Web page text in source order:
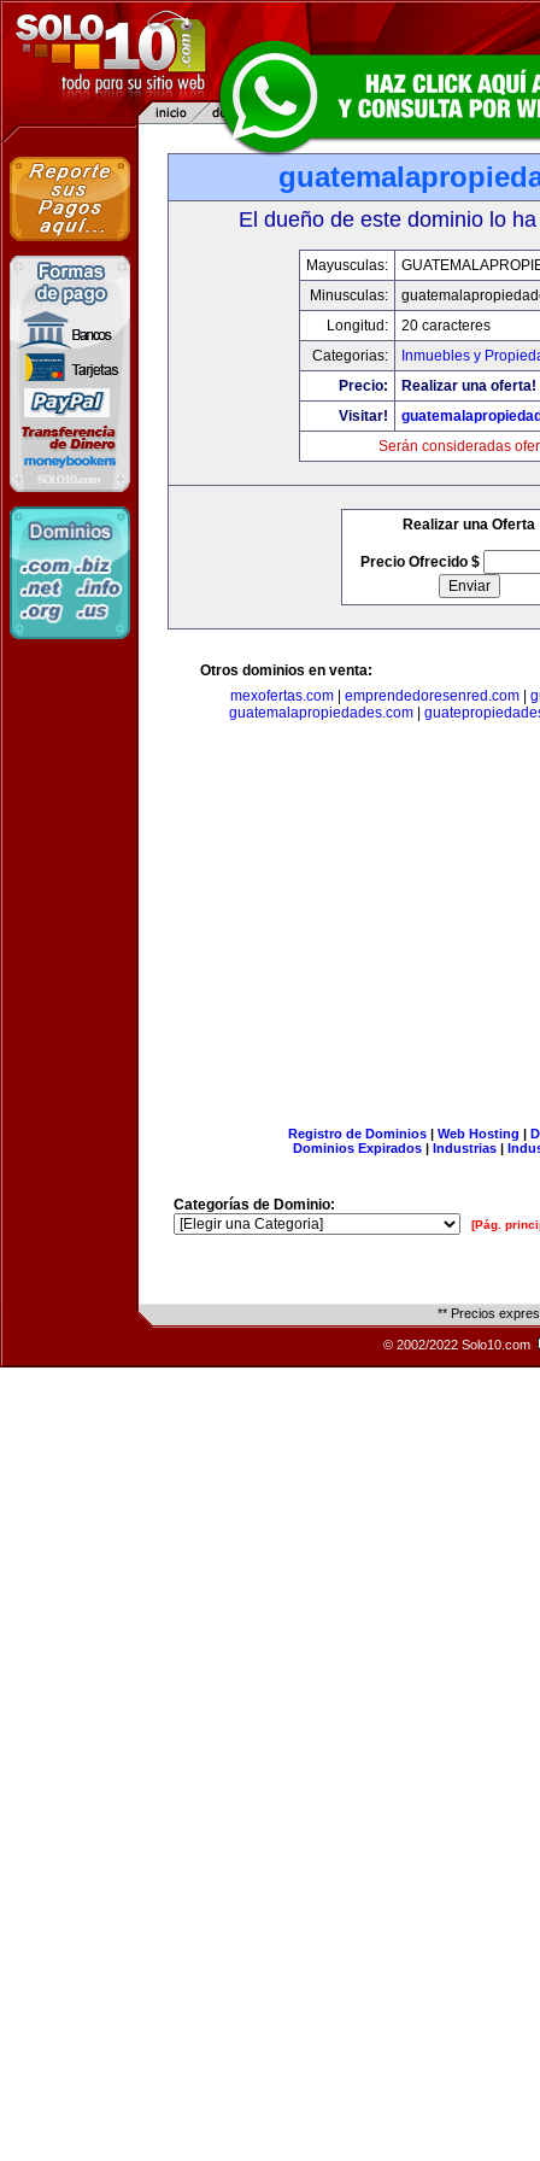
El dueño de este dominio lo
Mayusculas:
Minusculas:
Longitud:
20 caracteres
Categorias:
Inmuebles y
Precio:
Realizar una oferta!
Visitar!
Serán consideradas
Realizar una Oferta
Precio Ofrecido $
Otros dominios en venta:
mexofertas.com
emprendedoresenred.com
guatemalapropiedades.com|
Registro de Dominios| Web Hosting |
Dominios Expirados | Industrias |
Categorías de Dominio:
[Pág.
** Precios
© 2002/2022 Solo10.com